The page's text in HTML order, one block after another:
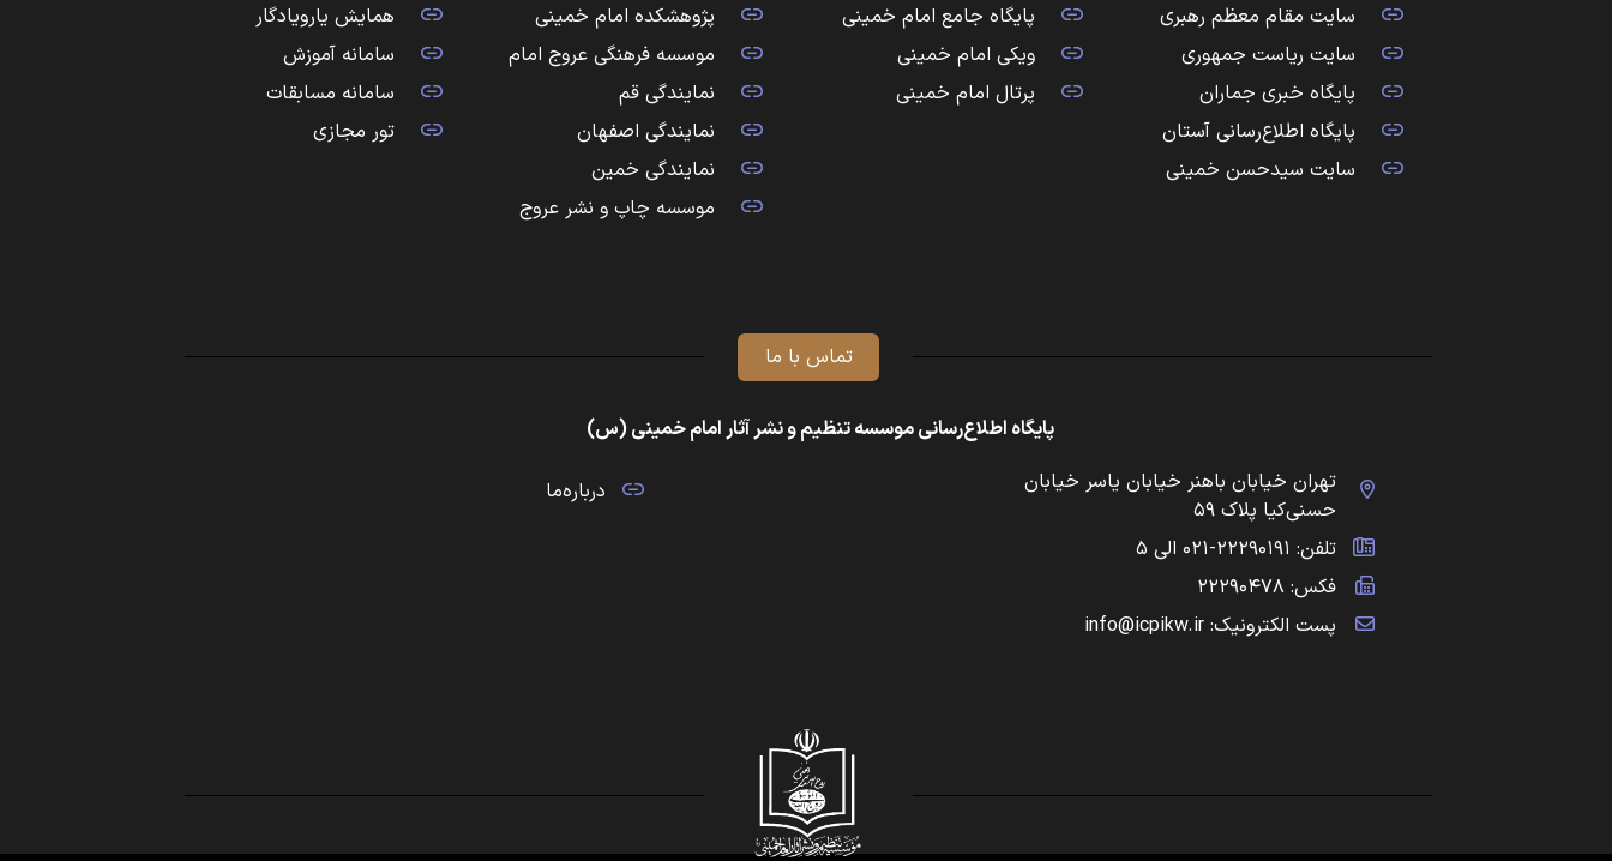
سایت مقام معظم رهبری
سایت ریاست جمهوری
پایگاه خبری جماران
پایگاه اطلاع‌رسانی آستان
سایت سیدحسن خمینی
پایگاه جامع امام خمینی
ویکی امام خمینی
پرتال امام خمینی
پژوهشکده امام خمینی
موسسه فرهنگی عروج امام
نمایندگی قم
نمایندگی اصفهان
نمایندگی خمین
موسسه چاپ و نشر عروج
همایش یارویادگار
سامانه آموزش
سامانه مسابقات
تور مجازی
تماس با ما
پایگاه اطلاع‌رسانی موسسه تنظیم و نشر آثار امام خمینی (س)
تهران خیابان باهنر خیابان یاسر خیابان
حسنی‌کیا پلاک ۵۹
تلفن: ۲۲۲۹۰۱۹۱-۰۲۱ الی ۵
فکس: ۲۲۲۹۰۴۷۸
پست الکترونیک: info@icpikw.ir
درباره‌ما